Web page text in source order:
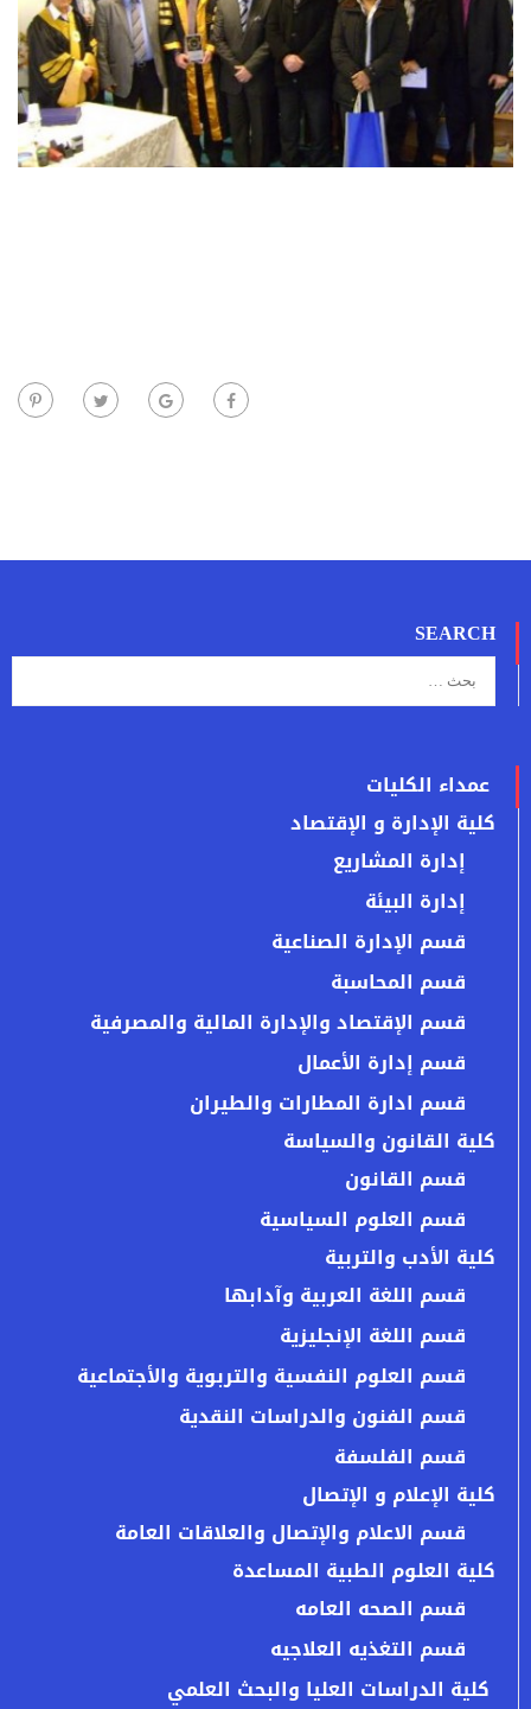
SEARCH
عمداء الكليات
كلية الإدارة و الإقتصاد
إدارة المشاريع
إدارة البيئة
قسم الإدارة الصناعية
قسم المحاسبة
قسم الإقتصاد والإدارة المالية والمصرفية
قسم إدارة الأعمال
قسم ادارة المطارات والطيران
كلية القانون والسياسة
قسم القانون
قسم العلوم السياسية
كلية الأدب والتربية
قسم اللغة العربية وآدابها
قسم اللغة الإنجليزية
قسم العلوم النفسية والتربوية والأجتماعية
قسم الفنون والدراسات النقدية
قسم الفلسفة
كلية الإعلام و الإتصال
قسم الاعلام والإتصال والعلاقات العامة
كلية العلوم الطبية المساعدة
قسم الصحه العامه
قسم التغذيه العلاجيه
كلية الدراسات العليا والبحث العلمي